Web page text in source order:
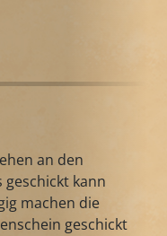
an den
geschickt kann
machen die
geschickt